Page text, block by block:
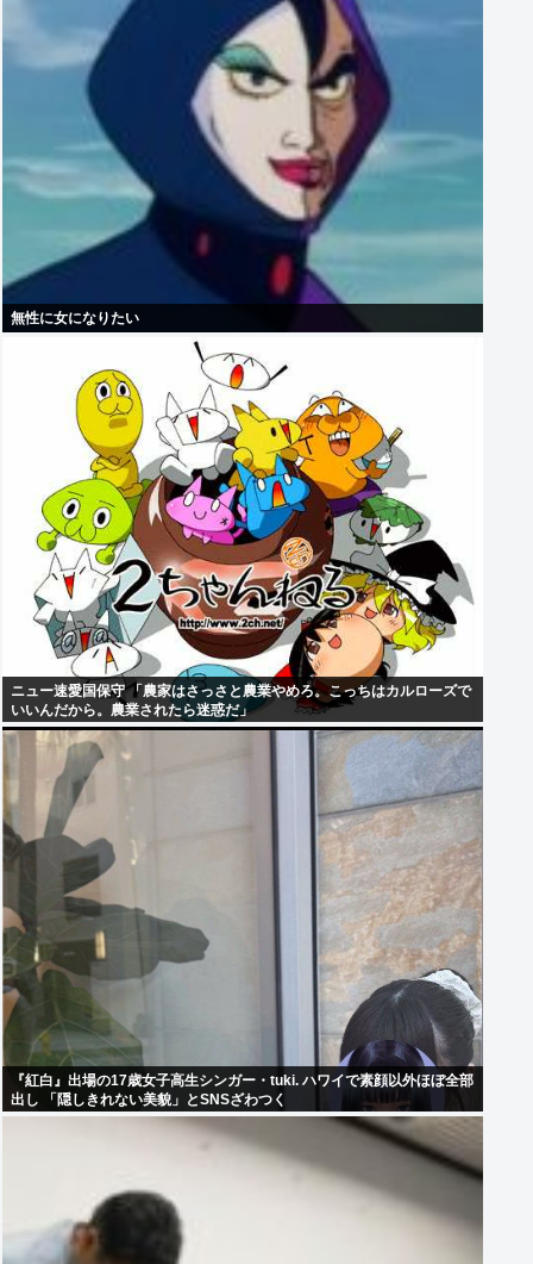
無性に女になりたい
ニュー速愛国保守 「農家はさっさと農業やめろ。こっちはカルローズで
いいんだから。農業されたら迷惑だ」
『紅白』出場の17歳女子高生シンガー・tuki. ハワイで素顔以外ほぼ全部
出し 「隠しきれない美貌」とSNSざわつく